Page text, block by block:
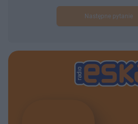
Następne pytanie